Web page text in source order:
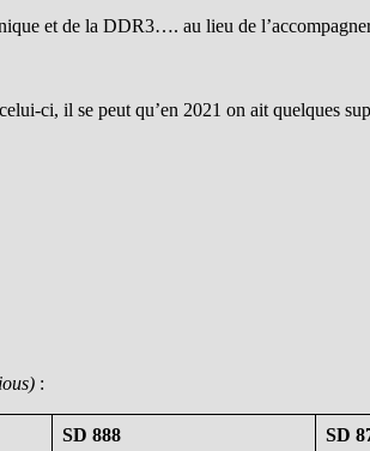
et de la DDR3…. au lieu de
ci, il se peut qu’en 2021 on ait quelques
:
SD 888 SD